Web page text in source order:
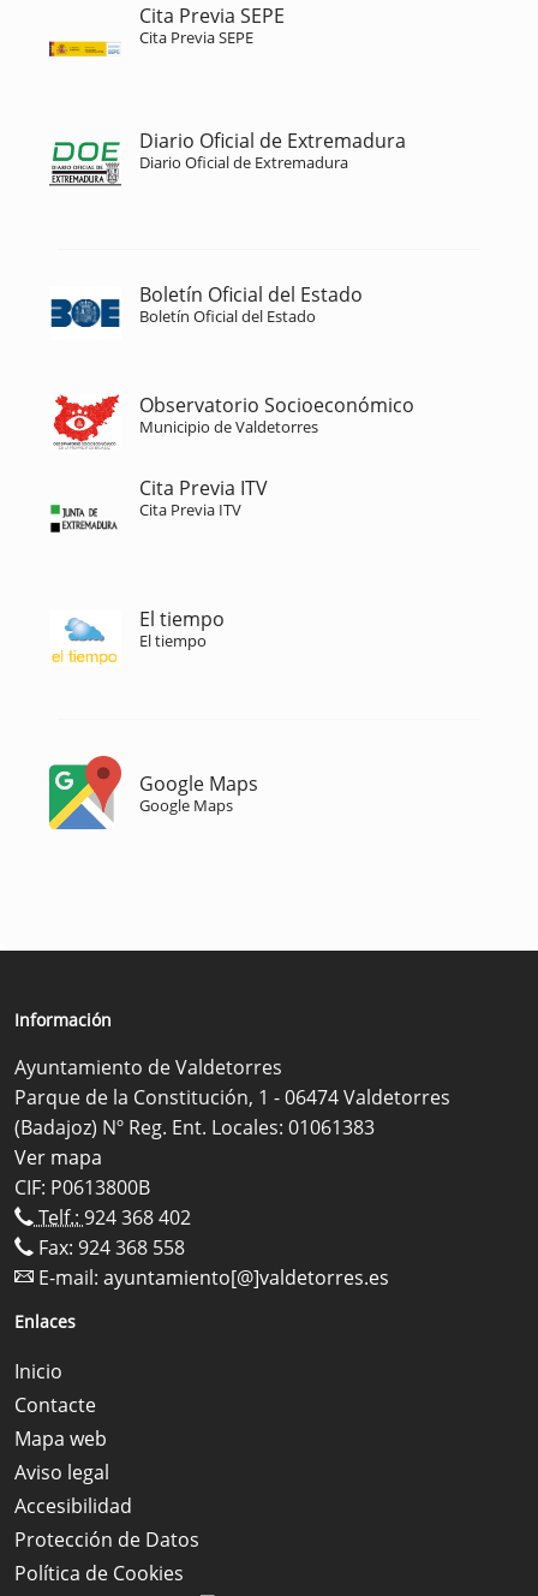
Cita Previa SEPE
Cita Previa SEPE
Diario Oficial de Extremadura
Diario Oficial de Extremadura
Boletín Oficial del Estado
Boletín Oficial del Estado
Observatorio Socioeconómico
Municipio de Valdetorres
Cita Previa ITV
Cita Previa ITV
El tiempo
El tiempo
Google Maps
Google Maps
Información
Ayuntamiento de Valdetorres
Parque de la Constitución, 1 - 06474 Valdetorres
(Badajoz) Nº Reg. Ent. Locales: 01061383
Ver mapa
CIF: P0613800B
Telf.: 924 368 402
Fax: 924 368 558
E-mail: ayuntamiento[@]valdetorres.es
Enlaces
Inicio
Contacte
Mapa web
Aviso legal
Accesibilidad
Protección de Datos
Política de Cookies